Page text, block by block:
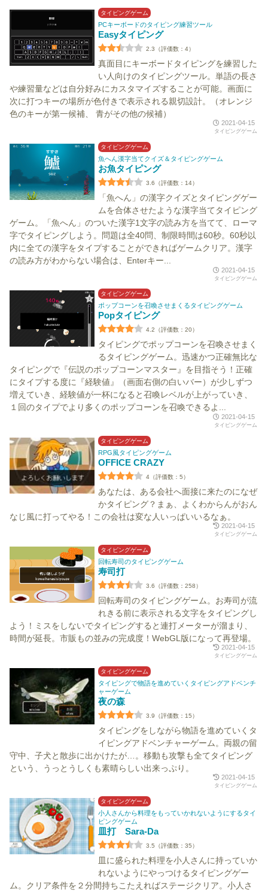
タイピングゲーム
PCキーボードのタイピング練習ツール
Easyタイピング
2.3（評価数：4）
真面目にキーボードタイピングを練習した
い人向けのタイピングツール。単語の長さ
や練習量などは自分好みにカスタマイズすることが可能。画面に
次に打つキーの場所が色付きで表示される親切設計。（オレンジ
色のキーが第一候補、 青がその他の候補）
2021-04-15
タイピングゲーム
タイピングゲーム
魚へん漢字当てクイズ＆タイピングゲーム
お魚タイピング
3.6（評価数：14）
「魚へん」の漢字クイズとタイピングゲー
ムを合体させたような漢字当てタイピング
ゲーム。「魚へん」のついた漢字1文字の読み方を当てて、ローマ
字でタイピングしよう。問題は全40問、制限時間は60秒。60秒以
内に全ての漢字をタイプすることができればゲームクリア。漢字
の読み方がわからない場合は、Enterキー...
2021-04-15
タイピングゲーム
タイピングゲーム
ポップコーンを召喚させまくるタイピングゲーム
Popタイピング
4.2（評価数：20）
タイピングでポップコーンを召喚させまく
るタイピングゲーム。迅速かつ正確無比な
タイピングで『伝説のポップコーンマスター』を目指そう！正確
にタイプする度に『経験値』（画面右側の白いバー）が少しずつ
増えていき、経験値が一杯になると召喚レベルが上がっていき、
１回のタイプでより多くのポップコーンを召喚できるよ...
2021-04-15
タイピングゲーム
タイピングゲーム
RPG風タイピングゲーム
OFFICE CRAZY
4（評価数：5）
あなたは、ある会社へ面接に来たのになぜ
かタイピング？まぁ、よくわからんがおん
なじ風に打ってやる！この会社は変な人いっぱいいるなぁ。
2021-04-15
タイピングゲーム
タイピングゲーム
回転寿司のタイピングゲーム
寿司打
3.6（評価数：258）
回転寿司のタイピングゲーム。お寿司が流
れきる前に表示される文字をタイピングし
よう！ミスをしないでタイピングすると連打メーターが溜まり、
時間が延長。市販もの並みの完成度！WebGL版になって再登場。
2021-04-15
タイピングゲーム
タイピングゲーム
タイピングで物語を進めていくタイピングアドベンチ
ャーゲーム
夜の森
3.9（評価数：15）
タイピングをしながら物語を進めていくタ
イピングアドベンチャーゲーム。両親の留
守中、子犬と散歩に出かけたが…。移動も攻撃も全てタイピング
という、うっとうしくも素晴らしい出来っぷり。
2021-04-15
タイピングゲーム
タイピングゲーム
小人さんから料理をもっていかれないようにするタイ
ピングゲーム
皿打 Sara-Da
3.5（評価数：35）
皿に盛られた料理を小人さんに持っていか
れないようにやっつけるタイピングゲー
ム。クリア条件を２分間持ちこたえればステージクリア。小人さ